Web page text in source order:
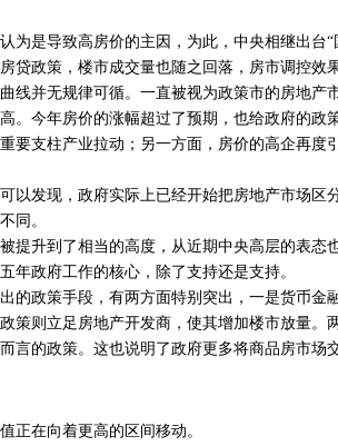
是导致高房价的主因，为此，中央相继出台“
贷政策，楼市成交量也随之回落，房市调控效
并无规律可循。一直被视为政策市的房地产
。今年房价的涨幅超过了预期，也给政府的政
要支柱产业拉动；另一方面，房价的高企再度
发现，政府实际上已经开始把房地产市场区
同。
升到了相当的高度，从近期中央高层的表态
年政府工作的核心，除了支持还是支持。
政策手段，有两方面特别突出，一是货币金
策则立足房地产开发商，使其增加楼市放量。
言的政策。这也说明了政府更多将商品房市场
在向着更高的区间移动。